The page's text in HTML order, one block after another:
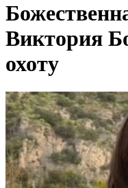
Виктория
охоту